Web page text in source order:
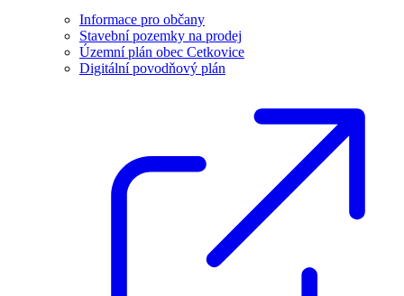
Informace pro občany
Stavební pozemky na prodej
Územní plán obec Cetkovice
Digitální povodňový plán